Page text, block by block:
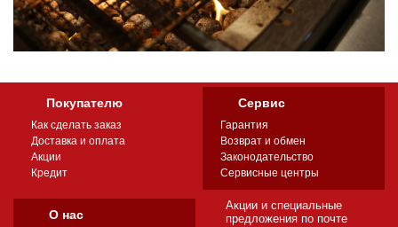
Покупателю
Как сделать заказ
Доставка и оплата
Акции
Кредит
Сервис
Гарантия
Возврат и обмен
Законодательство
Сервисные центры
О нас
Акции и специальные
предложения по почте